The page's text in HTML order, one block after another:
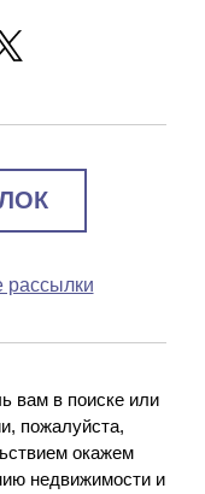
рассылки
вам в поиске или
пожалуйста,
окажем
недвижимости и